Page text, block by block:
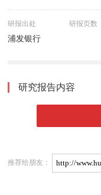
研报出处
浦发银行
研报页数
研究报告内容
推荐给朋友：